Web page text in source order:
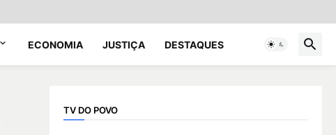
ECONOMIA JUSTIÇA DESTAQUES
TV DO POVO